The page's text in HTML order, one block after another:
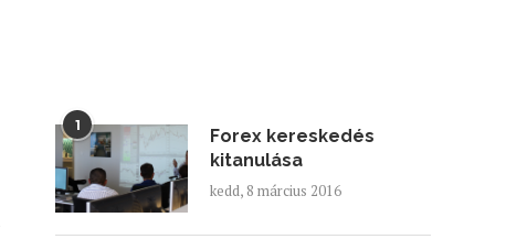
1
Forex kereskedés
kitanulása
kedd, 8 március 2016